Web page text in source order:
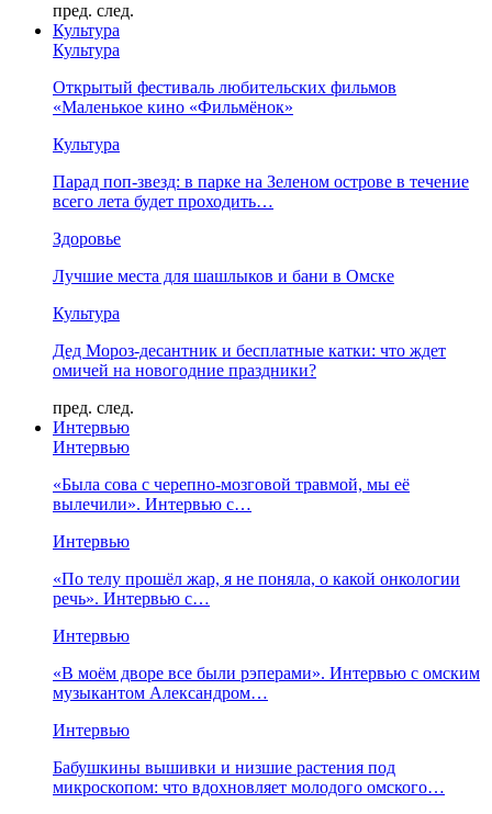
пред. след.
Культура
Культура
Открытый фестиваль любительских фильмов
«Маленькое кино «Фильмёнок»
Культура
Парад поп-звезд: в парке на Зеленом острове в течение
всего лета будет проходить…
Здоровье
Лучшие места для шашлыков и бани в Омске
Культура
Дед Мороз-десантник и бесплатные катки: что ждет
омичей на новогодние праздники?
пред. след.
Интервью
Интервью
«Была сова с черепно-мозговой травмой, мы её
вылечили». Интервью с…
Интервью
«По телу прошёл жар, я не поняла, о какой онкологии
речь». Интервью с…
Интервью
«В моём дворе все были рэперами». Интервью с омским
музыкантом Александром…
Интервью
Бабушкины вышивки и низшие растения под
микроскопом: что вдохновляет молодого омского…